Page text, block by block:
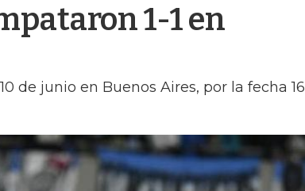
1-1 en
de junio en Buenos Aires, por la fecha 16